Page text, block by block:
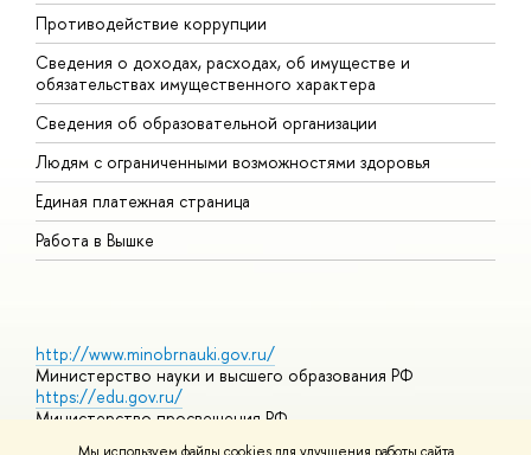
Противодействие коррупции
Сведения о доходах, расходах, об имуществе и
обязательствах имущественного характера
Сведения об образовательной организации
Людям с ограниченными возможностями здоровья
Единая платежная страница
Работа в Вышке
http://www.minobrnauki.gov.ru/
Министерство науки и высшего образования РФ
https://edu.gov.ru/
Министерство просвещения РФ
https://elearning.hse.ru/mooc